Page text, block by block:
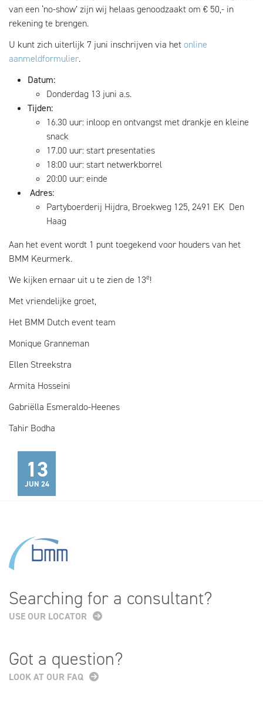
van een ‘no-show’ zijn wij helaas genoodzaakt om € 50,- in
rekening te brengen.
U kunt zich uiterlijk 7 juni inschrijven via hetonline
aanmeldformulier.
Datum:
Donderdag 13 juni a.s.
Tijden:
16.30 uur: inloop en ontvangst met drankje en kleine
snack
17.00 uur: start presentaties
18:00 uur: start netwerkborrel
20:00 uur: einde
Adres:
Partyboerderij Hijdra, Broekweg 125, 2491 EK Den
Haag
Aan het event wordt 1 punt toegekend voor houders van het
BMM Keurmerk.
We kijken ernaar uit u te zien de 13e!
Met vriendelijke groet,
Het BMM Dutch event team
Monique Granneman
Ellen Streekstra
Armita Hosseini
Gabriëlla Esmeraldo-Heenes
Tahir Bodha
13
JUN 24
Searching for a consultant?
USE OUR LOCATOR
Got a question?
LOOK AT OUR FAQ